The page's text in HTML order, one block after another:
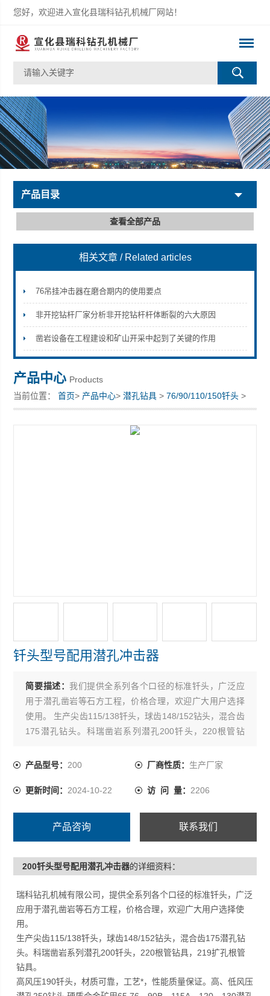
您好，欢迎进入宣化县瑞科钻孔机械厂网站！
宣化县瑞科钻孔机械厂
产品目录
查看全部产品
相关文章 / Related articles
76吊挂冲击器在磨合期内的使用要点
非开挖钻杆厂家分析非开挖钻杆杆体断裂的六大原因
凿岩设备在工程建设和矿山开采中起到了关键的作用
产品中心 Products
当前位置：首页> 产品中心>潜孔钻具 >76/90/110/150钎头 >
钎头型号配用潜孔冲击器
钎头型号配用潜孔冲击器
简要描述：我们提供全系列各个口径的标准钎头，广泛应
用于潜孔凿岩等石方工程，价格合理，欢迎广大用户选择
使用。 生产尖齿115/138钎头，球齿148/152钻头，混合齿
175潜孔钻头。科瑞凿岩系列潜孔200钎头，220根管钻
*，性能质量保证。
产品型号： 200 厂商性质： 生产厂家
更新时间： 2024-10-22 访 问 量： 2206
产品咨询 联系我们
200钎头型号配用潜孔冲击器的详细资料：
瑞科钻孔机械有限公司，提供全系列各个口径的标准钎头，广泛
应用于潜孔凿岩等石方工程，价格合理，欢迎广大用户选择使
用。
生产尖齿115/138钎头，球齿148/152钻头，混合齿175潜孔钻
头。科瑞凿岩系列潜孔200钎头，220根管钻具，219扩孔根管
钻具。
高风压190钎头，材质可靠，工艺*，性能质量保证。高、低风压